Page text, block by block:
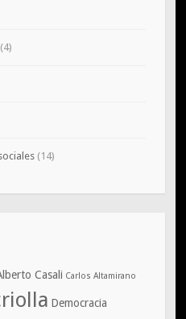
(14)
Casali Carlos Altamirano
Democracia